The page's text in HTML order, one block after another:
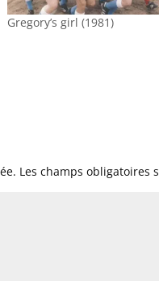
Gregory’s girl (1981)
Les champs obligatoires